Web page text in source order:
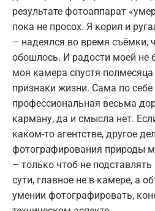
результате фотоаппарат
пока не просох. Я корил и
– надеялся во время съёмки,
обошлось. И радости моей не
моя камера спустя полмесяца
признаки жизни. Сама по
профессиональная весьма
карману, да и смысла нет.
каком-то агентстве, другое
фотографирования природы
– только чтоб не
сути, главное не в камере, а
умении фотографировать,